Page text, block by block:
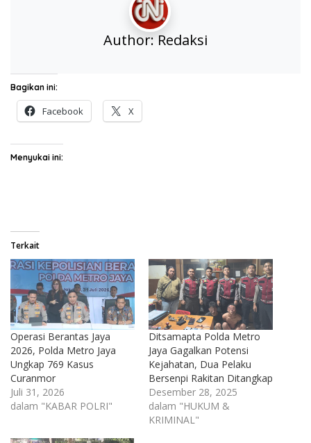
Author: Redaksi
Bagikan ini:
Facebook X
Menyukai ini:
Terkait
Operasi Berantas Jaya
2026, Polda Metro Jaya
Ungkap 769 Kasus
Curanmor
Juli 31, 2026
dalam "KABAR POLRI"
Ditsamapta Polda Metro
Jaya Gagalkan Potensi
Kejahatan, Dua Pelaku
Bersenpi Rakitan Ditangkap
Desember 28, 2025
dalam "HUKUM &
KRIMINAL"